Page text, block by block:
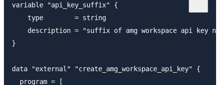
variable "api_key_suffix" {
    type        = string
description = "suffix of amg workspace api key
}
data "external" "create_amg_workspace_api_key" {
  program = [